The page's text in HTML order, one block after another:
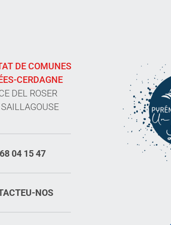
DE COMUNES
CERDAGNE
DEL ROSER
04 15 47
NOS